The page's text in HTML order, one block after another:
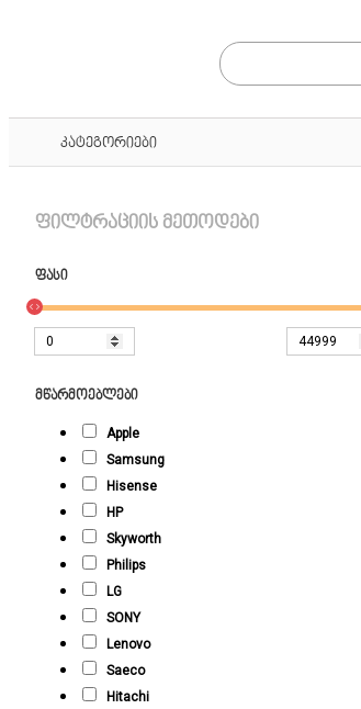
კატეგორიები
ფილტრაციის მეთოდები
ფასი
მწარმოებლები
Apple
Samsung
Hisense
HP
Skyworth
Philips
LG
SONY
Lenovo
Saeco
Hitachi